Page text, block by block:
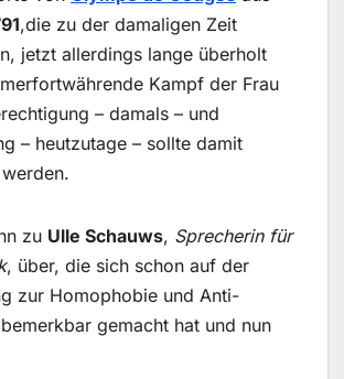
,die zu der damaligen Zeit
jetzt allerdings lange überholt
Kampf der Frau
– damals – und
– heutzutage – sollte damit
zu Ulle Schauws, Sprecherin für
, über, die sich schon auf der
zur Homophobie und Anti-
gemacht hat und nun